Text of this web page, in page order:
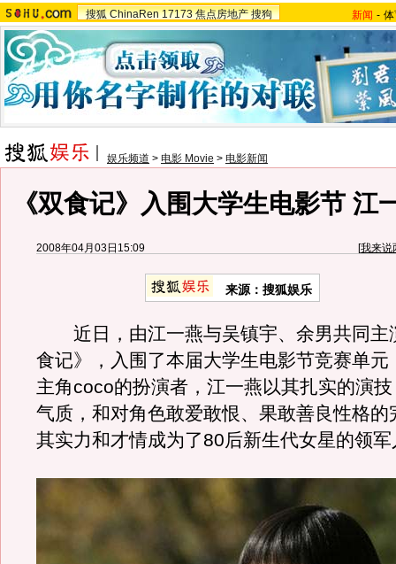
搜狐 ChinaRen 17173 焦点房地产 搜狗 新闻 -
娱乐频道 > 电影 Movie > 电影新闻
《双食记》入围大学生电影节 江
2008年04月03日15:09 [我来说
来源：搜狐娱乐
近日，由江一燕与吴镇宇、余男共同主
食记》，入围了本届大学生电影节竞赛单元
主角coco的扮演者，江一燕以其扎实的演
气质，和对角色敢爱敢恨、果敢善良性格的
其实力和才情成为了80后新生代女星的领